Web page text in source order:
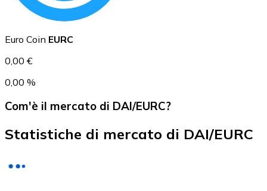
USD Coin
USDC
Euro Coin EURC
0,00 €
0,00 %
Com'è il mercato di DAI/EURC?
Statistiche di mercato di DAI/EURC